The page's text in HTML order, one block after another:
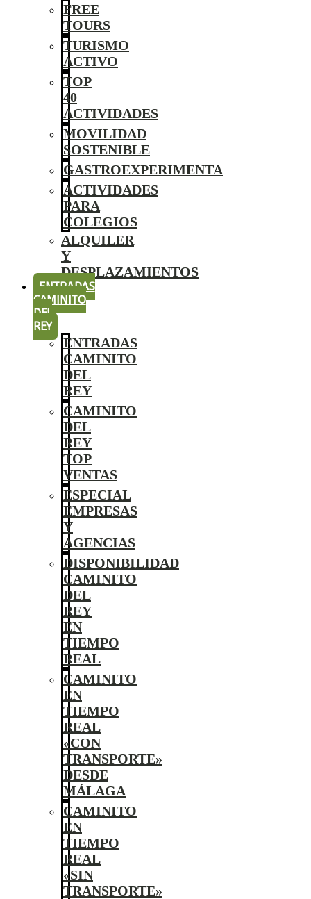
FREE
TOURS
TURISMO
ACTIVO
TOP
40
ACTIVIDADES
MOVILIDAD
SOSTENIBLE
GASTROEXPERIMENTA
ACTIVIDADES
PARA
COLEGIOS
ALQUILER
Y
DESPLAZAMIENTOS
ENTRADAS
CAMINITO
DEL
REY
ENTRADAS
CAMINITO
DEL
REY
CAMINITO
DEL
REY
TOP
VENTAS
ESPECIAL
EMPRESAS
Y
AGENCIAS
DISPONIBILIDAD
CAMINITO
DEL
REY
EN
TIEMPO
REAL
CAMINITO
EN
TIEMPO
REAL
«CON
TRANSPORTE»
DESDE
MÁLAGA
CAMINITO
EN
TIEMPO
REAL
«SIN
TRANSPORTE»